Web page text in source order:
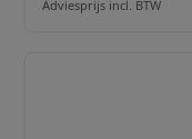
Adviesprijs incl. BTW